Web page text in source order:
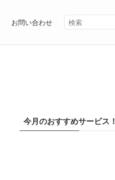
お問い合わせ
今月のおすすめサービス！